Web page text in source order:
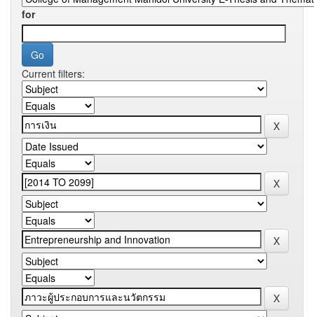
for
Current filters: